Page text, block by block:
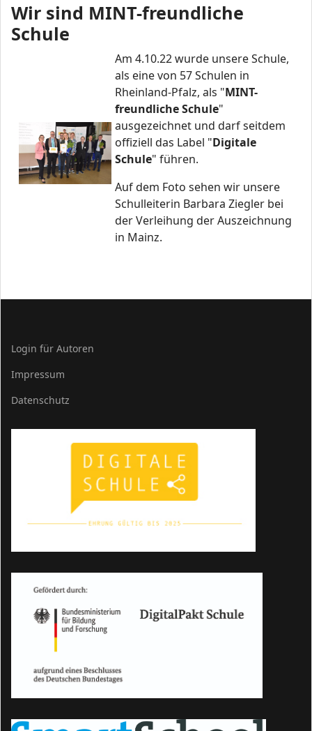
Wir sind MINT-freundliche
Schule
Am 4.10.22 wurde unsere Schule,
als eine von 57 Schulen in
Rheinland-Pfalz, als "MINT-
freundliche Schule"
ausgezeichnet und darf seitdem
offiziell das Label "Digitale
Schule" führen.
Auf dem Foto sehen wir unsere
Schulleiterin Barbara Ziegler bei
der Verleihung der Auszeichnung
in Mainz.
Login für Autoren
Impressum
Datenschutz